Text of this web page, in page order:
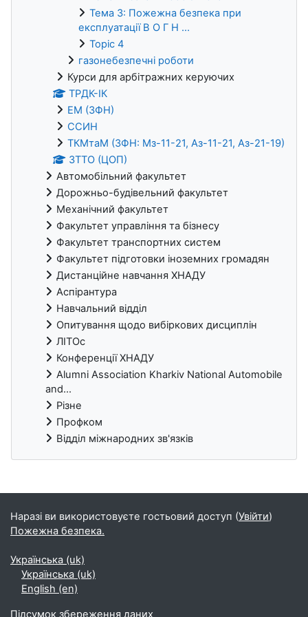
Тема 3: Пожежна безпека при
експлуатації В О Г Н ...
Topic 4
газонебезпечні роботи
Курси для арбітражних керуючих
ТРДК-ІК
ЕМ (ЗФН)
ССИН
ТКМтаМ (ЗФН: Мз-11-21, Аз-11-21, Аз-21-19)
ЗТТО (ЦОП)
Автомобільний факультет
Дорожньо-будівельний факультет
Механічний факультет
Факультет управління та бізнесу
Факультет транспортних систем
Факультет підготовки іноземних громадян
Дистанційне навчання ХНАДУ
Аспірантура
Навчальний відділ
Опитування щодо вибіркових дисциплін
ЛІТОс
Конференції ХНАДУ
Alumni Association Kharkiv National Automobile
and...
Різне
Профком
Відділ міжнародних зв'язків
Блоки
Наразі ви використовуєте гостьовий доступ (Увійти)
Пожежна безпека.
Українська ‎(uk)‎
Українська ‎(uk)‎
English ‎(en)‎
Підсумок збереження даних